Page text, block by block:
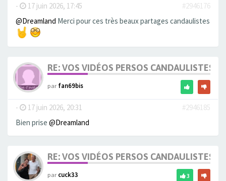
- 17 juin 2026, 17:45
#2946176
@Dreamland Merci pour ces très beaux partages candaulistes
RE: VOS VIDÉOS PERSOS CANDAULISTES
parfan69bis
- 17 juin 2026, 20:31
#2946185
Bien prise @Dreamland
RE: VOS VIDÉOS PERSOS CANDAULISTES
parcuck33 3